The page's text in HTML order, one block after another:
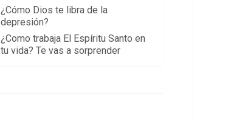
¿Cómo Dios te libra de la
depresión?
¿Como trabaja El Espíritu Santo en
tu vida? Te vas a sorprender